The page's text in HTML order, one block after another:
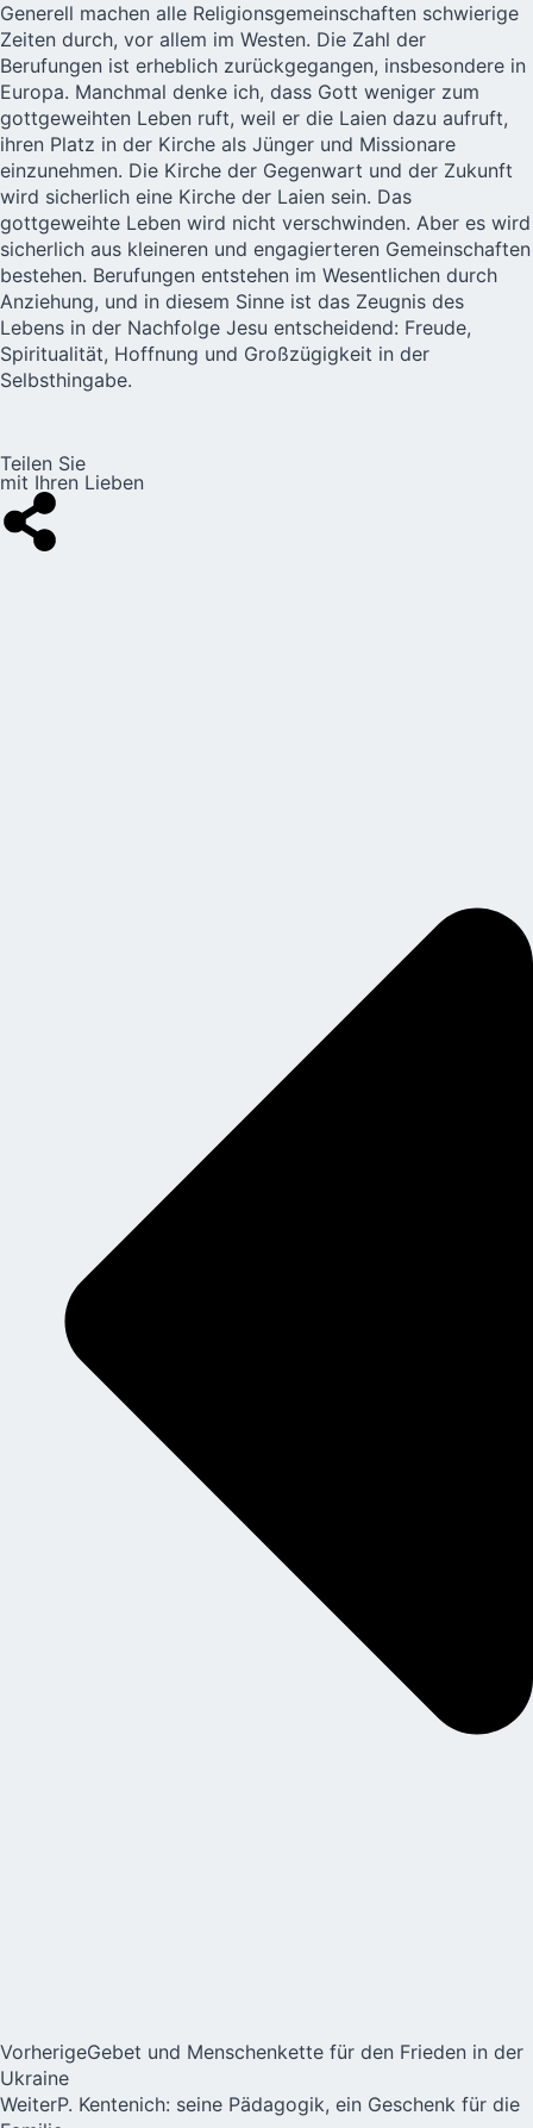
Generell machen alle Religionsgemeinschaften schwierige
Zeiten durch, vor allem im Westen. Die Zahl der
Berufungen ist erheblich zurückgegangen, insbesondere in
Europa. Manchmal denke ich, dass Gott weniger zum
gottgeweihten Leben ruft, weil er die Laien dazu aufruft,
ihren Platz in der Kirche als Jünger und Missionare
einzunehmen. Die Kirche der Gegenwart und der Zukunft
wird sicherlich eine Kirche der Laien sein. Das
gottgeweihte Leben wird nicht verschwinden. Aber es wird
sicherlich aus kleineren und engagierteren Gemeinschaften
bestehen. Berufungen entstehen im Wesentlichen durch
Anziehung, und in diesem Sinne ist das Zeugnis des
Lebens in der Nachfolge Jesu entscheidend: Freude,
Spiritualität, Hoffnung und Großzügigkeit in der
Selbsthingabe.
Teilen Sie
mit Ihren Lieben
VorherigeGebet und Menschenkette für den Frieden in der
Ukraine
WeiterP. Kentenich: seine Pädagogik, ein Geschenk für die